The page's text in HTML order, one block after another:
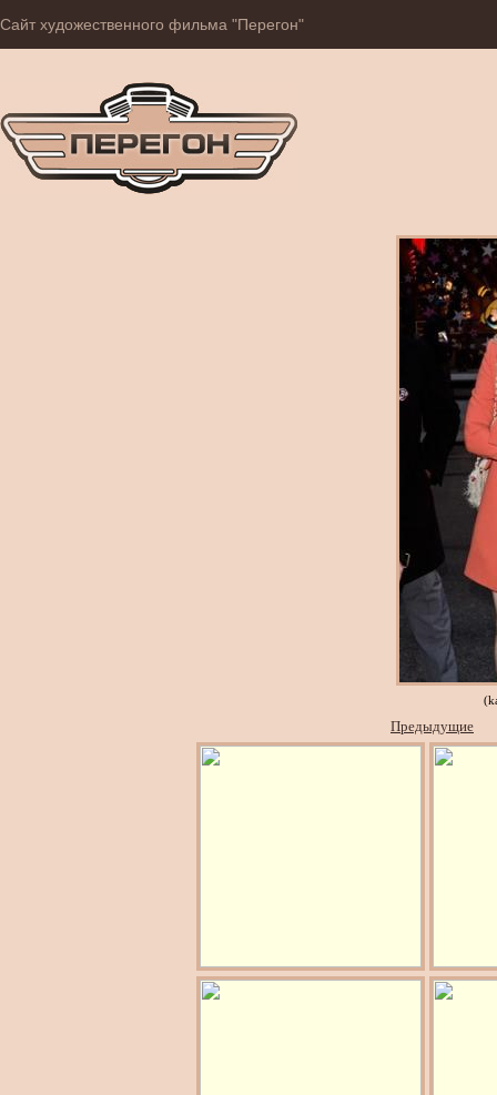
Сайт художественного фильма "Перегон"
Предыдущие